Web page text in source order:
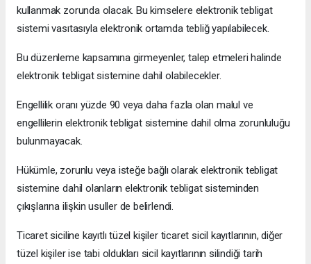
kullanmak zorunda olacak. Bu kimselere elektronik tebligat
sistemi vasıtasıyla elektronik ortamda tebliğ yapılabilecek.
Bu düzenleme kapsamına girmeyenler, talep etmeleri halinde
elektronik tebligat sistemine dahil olabilecekler.
Engellilik oranı yüzde 90 veya daha fazla olan malul ve
engellilerin elektronik tebligat sistemine dahil olma zorunluluğu
bulunmayacak.
Hükümle, zorunlu veya isteğe bağlı olarak elektronik tebligat
sistemine dahil olanların elektronik tebligat sisteminden
çıkışlarına ilişkin usuller de belirlendi.
Ticaret siciline kayıtlı tüzel kişiler ticaret sicil kayıtlarının, diğer
tüzel kişiler ise tabi oldukları sicil kayıtlarının silindiği tarih